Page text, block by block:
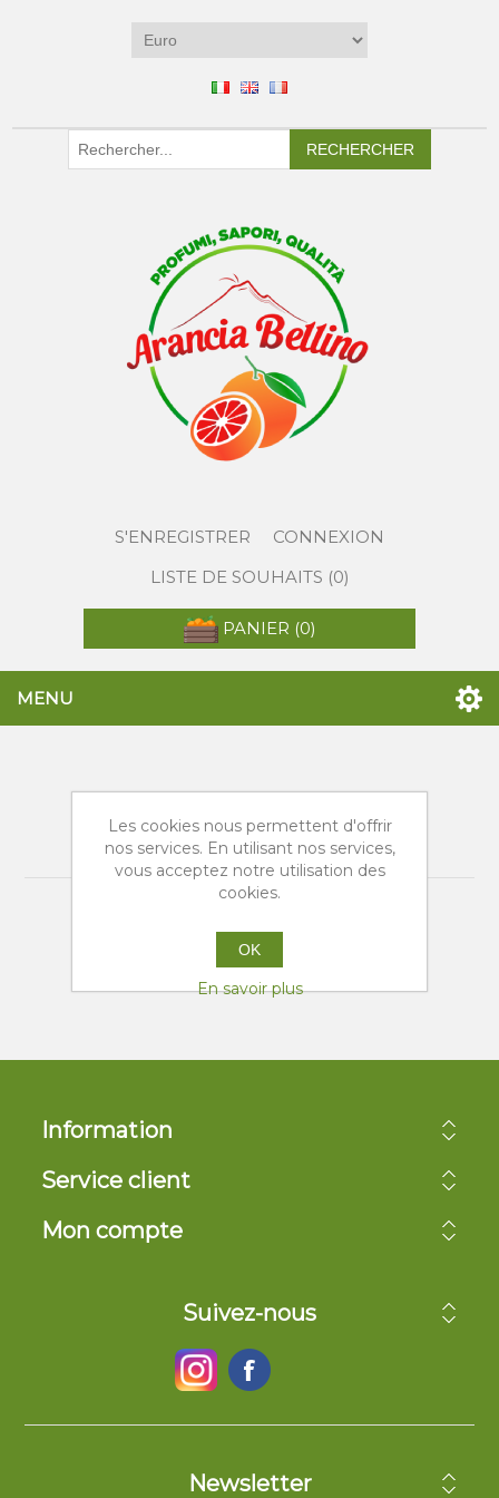
RECHERCHER
S'ENREGISTRER
CONNEXION
LISTE DE SOUHAITS (0)
PANIER (0)
MENU
Produits taggés avec
'tarocco gallo'
Information
Service client
Mon compte
Suivez-nous
Newsletter
Les cookies nous permettent d'offrir
nos services. En utilisant nos services,
vous acceptez notre utilisation des
cookies.
OK
En savoir plus